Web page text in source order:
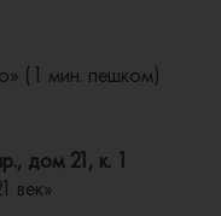
(1 мин. пешком)
дом 21, к. 1
век»